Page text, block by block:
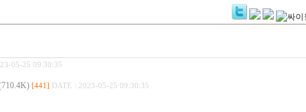
05-25 09:30:35
[441] DATE : 2023-05-25 09:30:35